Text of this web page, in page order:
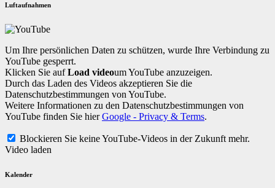
Luftaufnahmen
Um Ihre persönlichen Daten zu schützen, wurde Ihre Verbindung zu
YouTube gesperrt.
Klicken Sie aufLoad videoum YouTube anzuzeigen.
Durch das Laden des Videos akzeptieren Sie die
Datenschutzbestimmungen von YouTube.
Weitere Informationen zu den Datenschutzbestimmungen von
YouTube finden Sie hierGoogle - Privacy & Terms.
Blockieren Sie keine YouTube-Videos in der Zukunft mehr.
Video laden
Kalender